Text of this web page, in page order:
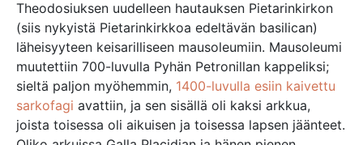
Theodosiuksen uudelleen hautauksen Pietarinkirkon
(siis nykyistä Pietarinkirkkoa edeltävän basilican)
läheisyyteen keisarilliseen mausoleumiin. Mausoleumi
muutettiin 700-luvulla Pyhän Petronillan kappeliksi;
sieltä paljon myöhemmin, 1400-luvulla esiin kaivettu
sarkofagi avattiin, ja sen sisällä oli kaksi arkkua,
joista toisessa oli aikuisen ja toisessa lapsen jäänteet.